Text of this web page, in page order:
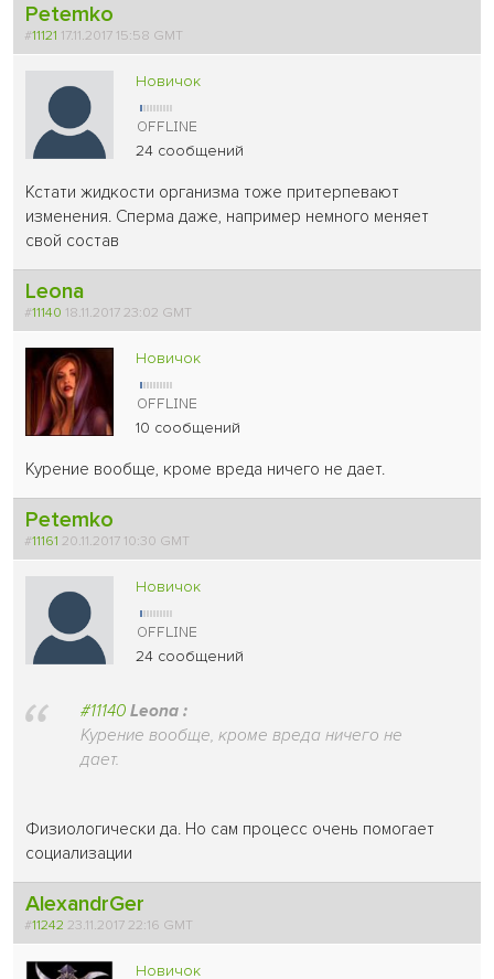
Petemko
#11121 17.11.2017 15:58 GMT
Новичок
24 сообщений
Кстати жидкости организма тоже притерпевают
изменения. Сперма даже, например немного меняет
свой состав
Leona
#11140 18.11.2017 23:02 GMT
Новичок
10 сообщений
Курение вообще, кроме вреда ничего не дает.
Petemko
#11161 20.11.2017 10:30 GMT
Новичок
24 сообщений
#11140 Leona :
Курение вообще, кроме вреда ничего не
дает.
Физиологически да. Но сам процесс очень помогает
социализации
AlexandrGer
#11242 23.11.2017 22:16 GMT
Новичок